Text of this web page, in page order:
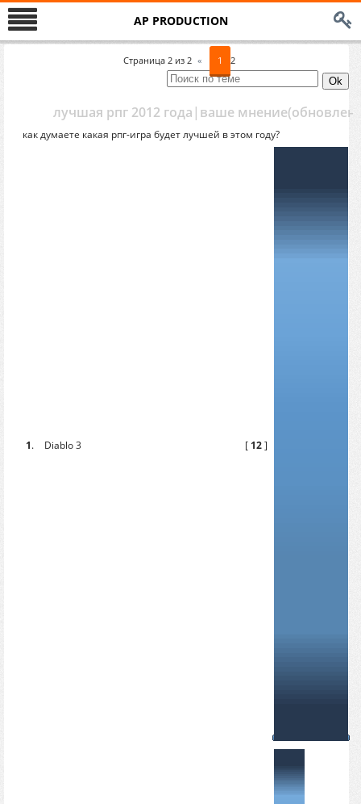
AP PRODUCTION
Страница 2 из 2 « 1 2
лучшая рпг 2012 года|ваше
как думаете какая рпг-игра будет лучшей в этом году?
1. Diablo 3 [ 12]